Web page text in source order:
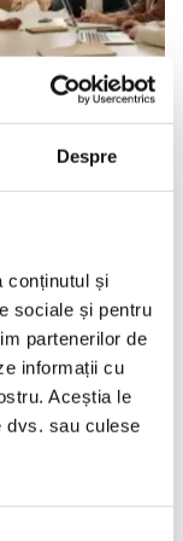
Despre
conținutul și
sociale și pentru
partenerilor de
informații cu
Aceștia le
dvs. sau culese
People
HR-
CHRO
2025 Vizualizări: 10
(6)